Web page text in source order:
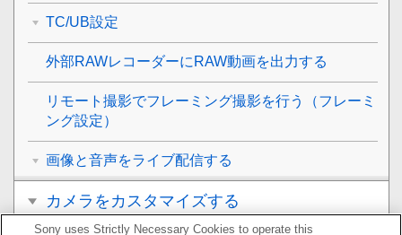
TC/UB設定
外部RAWレコーダーにRAW動画を出力する
リモート撮影でフレーミング撮影を行う（フレーミ
ング設定）
画像と音声をライブ配信する
カメラをカスタマイズする
Sony uses Strictly Necessary Cookies to operate this